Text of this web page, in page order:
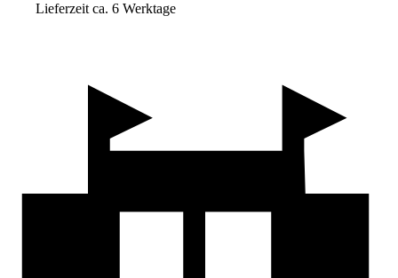
Lieferzeit ca. 6 Werktage